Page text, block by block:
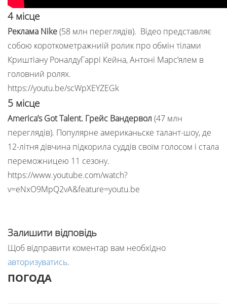
4 місце
Реклама Nike(58 млн переглядів). Відео представляє
собою короткометражниій ролик про обмін тілами
Криштіану РоналдуГаррі Кейна, Антоні Марс’ялем в
головний ролях.
https://youtu.be/scWpXEYZEGk
5 місце
America’s Got Talent. Грейс Вандервол (47 млн
переглядів). Популярне американьске талант-шоу, де
12-літня дівчина підкорила суддів своїм голосом і стала
переможницею 11 сезону.
https://www.youtube.com/watch?
v=eNxO9MpQ2vA&feature=youtu.be
Залишити відповідь
Щоб відправити коментар вам необхідно
авторизуватись.
ПОГОДА